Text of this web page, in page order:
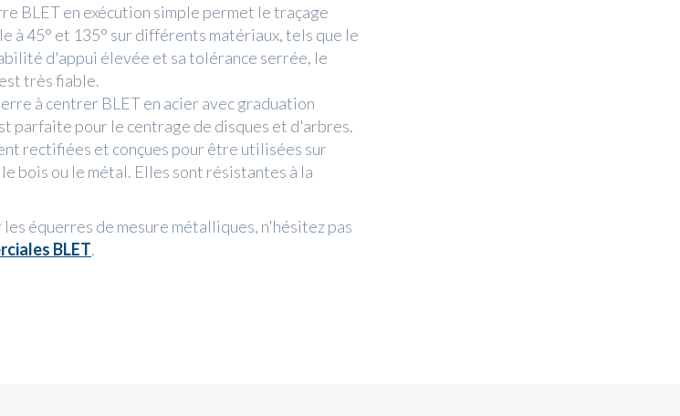
BLET en exécution simple permet le traçage
à 45° et 135° sur différents matériaux, tels que le
d'appui élevée et sa tolérance serrée, le
très fiable.
à centrer BLET en acier avec graduation
parfaite pour le centrage de disques et d'arbres.
rectifiées et conçues pour être utilisées sur
bois ou le métal. Elles sont résistantes à la
équerres de mesure métalliques, n'hésitez pas
BLET.